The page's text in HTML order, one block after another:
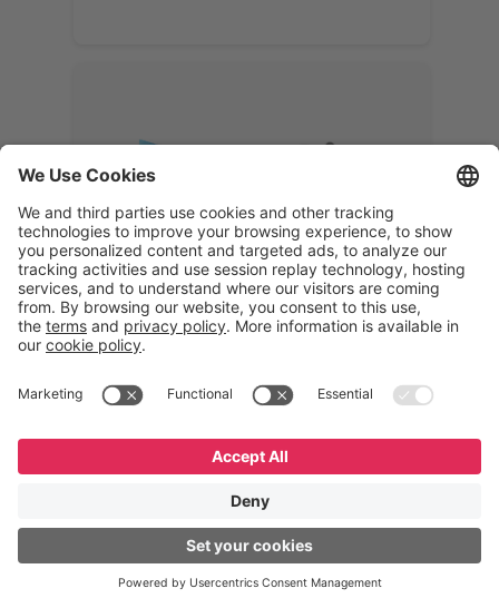
Memphis
Eduardo Ribeiro
CEO
uma solução 360°, que permite
logística reversa. Podemos
verificar, analisar, recondicionar e
reintegrar equipamentos à cadeia,